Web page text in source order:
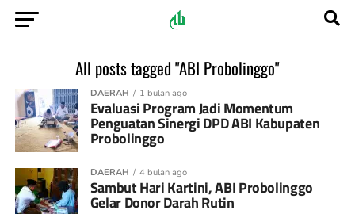
All posts tagged "ABI Probolinggo"
DAERAH 1 bulan ago
Evaluasi Program Jadi Momentum
Penguatan Sinergi DPD ABI Kabupaten
Probolinggo
DAERAH 4 bulan ago
Sambut Hari Kartini, ABI Probolinggo
Gelar Donor Darah Rutin